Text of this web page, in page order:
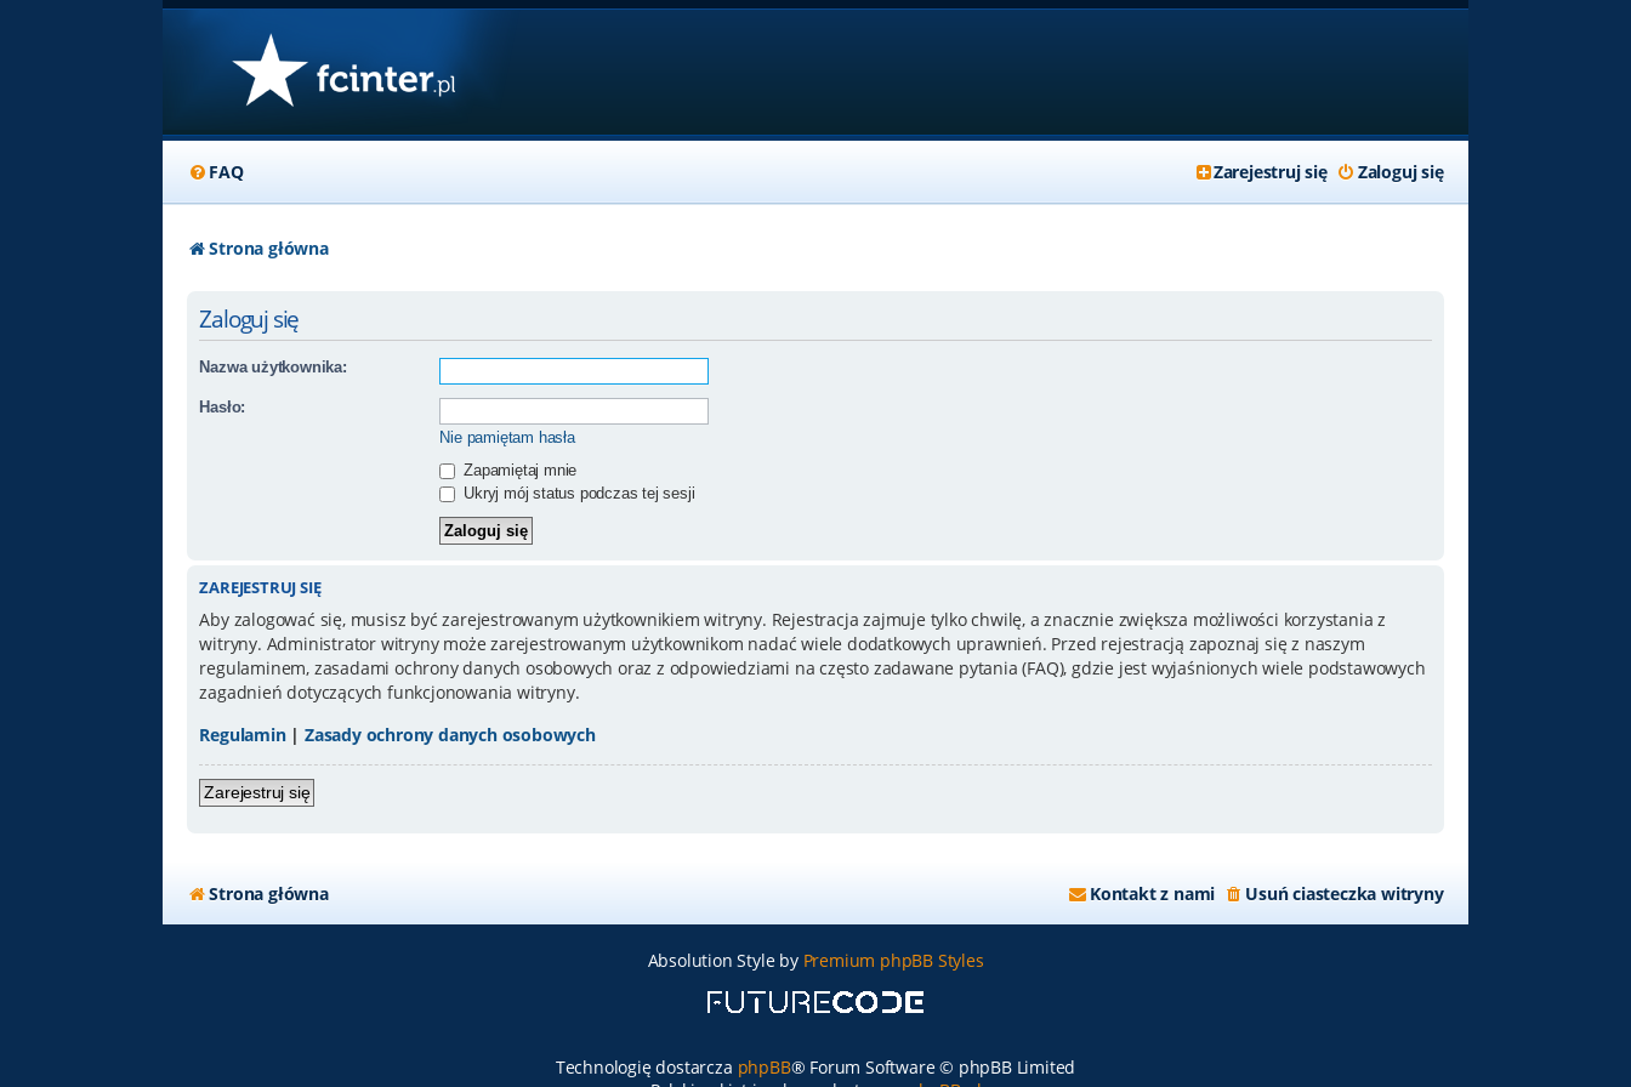
FAQ Zaloguj się
Zarejestruj się
Strona główna
Zaloguj się
Nazwa użytkownika:
Hasło:
Nie pamiętam hasła
Zapamiętaj mnie
Ukryj mój status podczas tej sesji
ZAREJESTRUJ SIĘ
Aby zalogować się, musisz być zarejestrowanym użytkownikiem witryny. Rejestracja zajmuje tylko chwilę, a znacznie zwiększa możliwości korzystania z
witryny. Administrator witryny może zarejestrowanym użytkownikom nadać wiele dodatkowych uprawnień. Przed rejestracją zapoznaj się z naszym
regulaminem, zasadami ochrony danych osobowych oraz z odpowiedziami na często zadawane pytania (FAQ), gdzie jest wyjaśnionych wiele podstawowych
zagadnień dotyczących funkcjonowania witryny.
Regulamin|Zasady ochrony danych osobowych
Zarejestruj się
Strona główna Usuń ciasteczka witryny
Kontakt z nami
Absolution Style by Premium phpBB Styles
Technologię dostarcza phpBB® Forum Software © phpBB Limited